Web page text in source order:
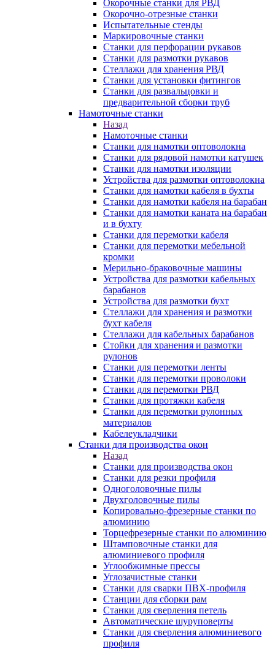
Окорочные станки для РВД
Окорочно-отрезные станки
Испытательные стенды
Маркировочные станки
Станки для перфорации рукавов
Станки для размотки рукавов
Стеллажи для хранения РВД
Станки для установки фитингов
Станки для развальцовки и
предварительной сборки труб
Намоточные станки
Назад
Намоточные станки
Станки для намотки оптоволокна
Станки для рядовой намотки катушек
Станки для намотки изоляции
Устройства для размотки оптоволокна
Станки для намотки кабеля в бухты
Станки для намотки кабеля на барабан
Станки для намотки каната на барабан
и в бухту
Станки для перемотки кабеля
Станки для перемотки мебельной
кромки
Мерильно-браковочные машины
Устройства для размотки кабельных
барабанов
Устройства для размотки бухт
Стеллажи для хранения и размотки
бухт кабеля
Стеллажи для кабельных барабанов
Стойки для хранения и размотки
рулонов
Станки для перемотки ленты
Станки для перемотки проволоки
Станки для перемотки РВД
Станки для протяжки кабеля
Станки для перемотки рулонных
материалов
Кабелеукладчики
Станки для производства окон
Назад
Станки для производства окон
Станки для резки профиля
Одноголовочные пилы
Двухголовочные пилы
Копировально-фрезерные станки по
алюминию
Торцефрезерные станки по алюминию
Штамповочные станки для
алюминиевого профиля
Углообжимные прессы
Углозачистные станки
Станки для сварки ПВХ-профиля
Станции для сборки рам
Станки для сверления петель
Автоматические шуруповерты
Станки для сверления алюминиевого
профиля